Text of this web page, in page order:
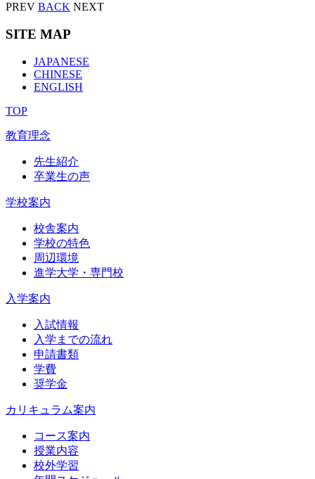
PREV BACK NEXT
SITE MAP
JAPANESE
CHINESE
ENGLISH
TOP
教育理念
先生紹介
卒業生の声
学校案内
校舎案内
学校の特色
周辺環境
進学大学・専門校
入学案内
入試情報
入学までの流れ
申請書類
学費
奨学金
カリキュラム案内
コース案内
授業内容
校外学習